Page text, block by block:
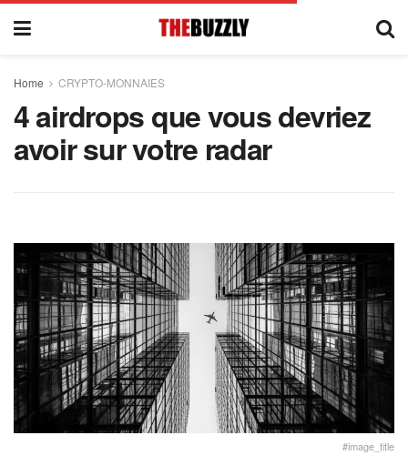
Home CRYPTO-MONNAIES
4 airdrops que vous devriez
avoir sur votre radar
#image_title